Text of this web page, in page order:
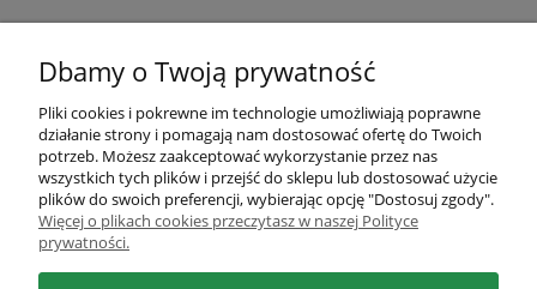
Pomoc
Moje konto
Płatności i dostawa
Dbamy o Twoją prywatność
Pliki cookies i pokrewne im technologie umożliwiają poprawne
działanie strony i pomagają nam dostosować ofertę do Twoich
potrzeb. Możesz zaakceptować wykorzystanie przez nas
wszystkich tych plików i przejść do sklepu lub dostosować użycie
plików do swoich preferencji, wybierając opcję "Dostosuj zgody".
Więcej o plikach cookies przeczytasz w naszej Polityce
prywatności.